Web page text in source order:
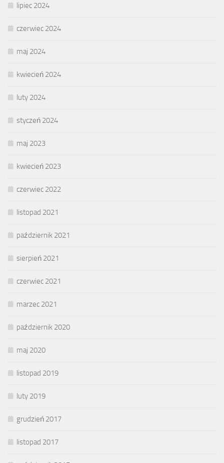
lipiec 2024
czerwiec 2024
maj 2024
kwiecień 2024
luty 2024
styczeń 2024
maj 2023
kwiecień 2023
czerwiec 2022
listopad 2021
październik 2021
sierpień 2021
czerwiec 2021
marzec 2021
październik 2020
maj 2020
listopad 2019
luty 2019
grudzień 2017
listopad 2017